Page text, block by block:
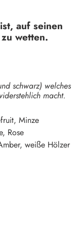
auf seinen
wetten.
schwarz) welches
macht.
Minze
Rose
weiße Hölzer